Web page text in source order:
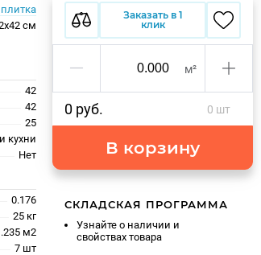
см
42
42
25
кухни
Нет
0.176
25 кг
м2
7 шт
Заказать в 1
клик
м²
0 руб. 0 шт
В корзину
СКЛАДСКАЯ ПРОГРАММА
Узнайте о наличии и
свойствах товара